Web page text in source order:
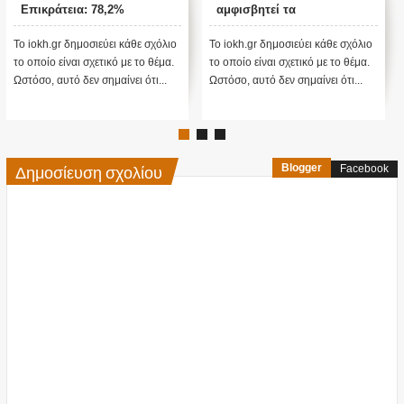
78,2%
κάθε σχόλιο
με το θέμα.
σημαίνει ότι...
αποτελέσματα θα γίνουν
ενστάσεις...
Το iokh.gr δημοσιεύει κάθε σχόλιο
το οποίο είναι σχετικό με το θέμα.
Ωστόσο, αυτό δεν σημαίνει ότι...
Το iokh.gr
το οποίο είναι
Ωστόσο, αυτό δεν
Δημοσίευση σχολίου Blogger Facebook